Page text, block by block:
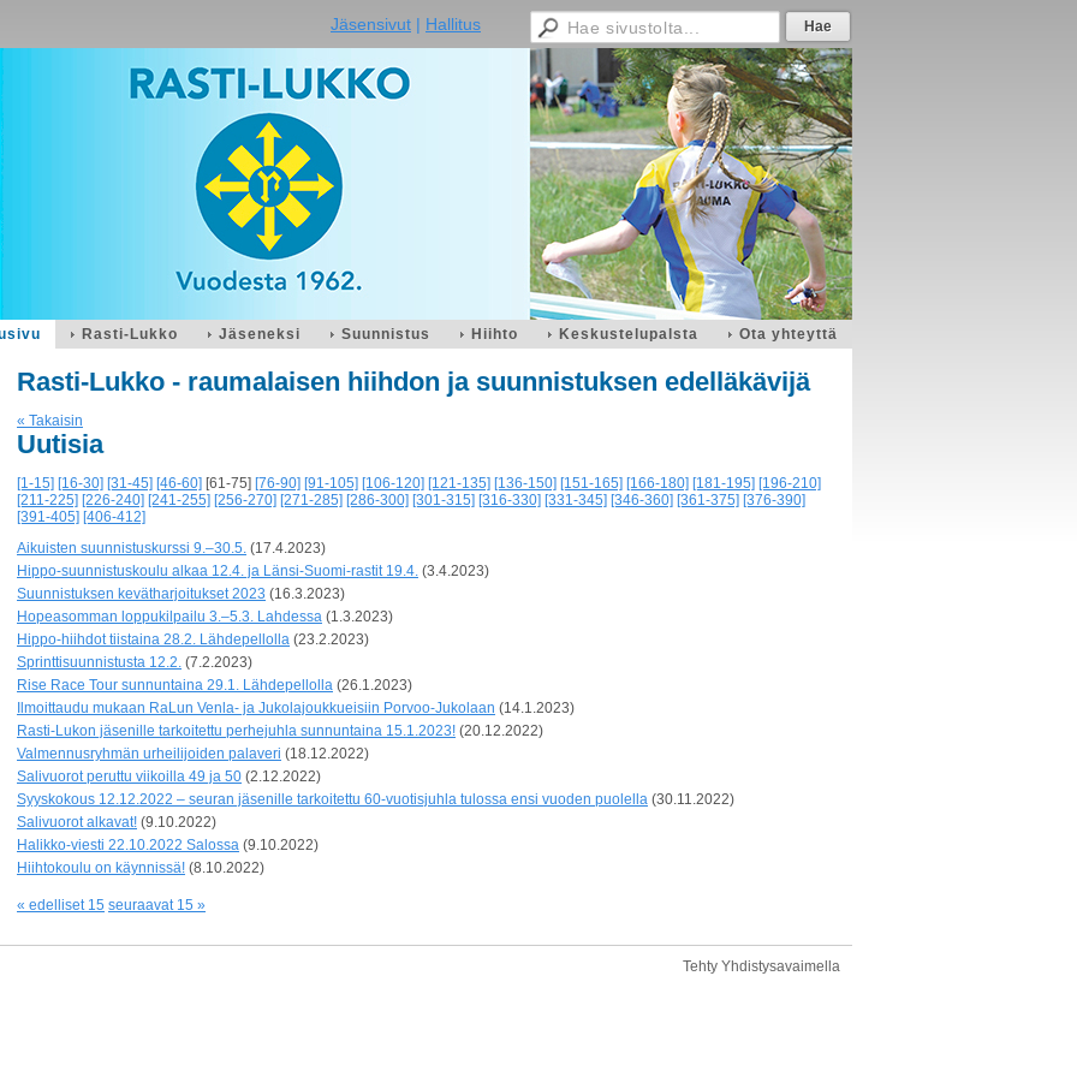
Jäsensivut | Hallitus
Rasti-Lukko Jäseneksi Suunnistus Hiihto Keskustelupalsta Ota yhteyttä
Rasti-Lukko - raumalaisen hiihdon ja suunnistuksen edelläkävijä
« Takaisin
Uutisia
[1-15] [16-30] [31-45] [46-60] [61-75] [76-90] [91-105] [106-120] [121-135] [136-150] [151-165] [166-180] [181-195] [196-210]
[211-225] [226-240] [241-255] [256-270] [271-285] [286-300] [301-315] [316-330] [331-345] [346-360] [361-375] [376-390]
[391-405] [406-412]
Aikuisten suunnistuskurssi 9.–30.5. (17.4.2023)
Hippo-suunnistuskoulu alkaa 12.4. ja Länsi-Suomi-rastit 19.4. (3.4.2023)
Suunnistuksen kevätharjoitukset 2023 (16.3.2023)
Hopeasomman loppukilpailu 3.–5.3. Lahdessa (1.3.2023)
Hippo-hiihdot tiistaina 28.2. Lähdepellolla (23.2.2023)
Sprinttisuunnistusta 12.2. (7.2.2023)
Rise Race Tour sunnuntaina 29.1. Lähdepellolla (26.1.2023)
Ilmoittaudu mukaan RaLun Venla- ja Jukolajoukkueisiin Porvoo-Jukolaan (14.1.2023)
Rasti-Lukon jäsenille tarkoitettu perhejuhla sunnuntaina 15.1.2023! (20.12.2022)
Valmennusryhmän urheilijoiden palaveri (18.12.2022)
Salivuorot peruttu viikoilla 49 ja 50 (2.12.2022)
Syyskokous 12.12.2022 – seuran jäsenille tarkoitettu 60-vuotisjuhla tulossa ensi vuoden puolella (30.11.2022)
Salivuorot alkavat! (9.10.2022)
Halikko-viesti 22.10.2022 Salossa (9.10.2022)
Hiihtokoulu on käynnissä! (8.10.2022)
« edelliset 15 seuraavat 15 »
Tehty Yhdistysavaimella